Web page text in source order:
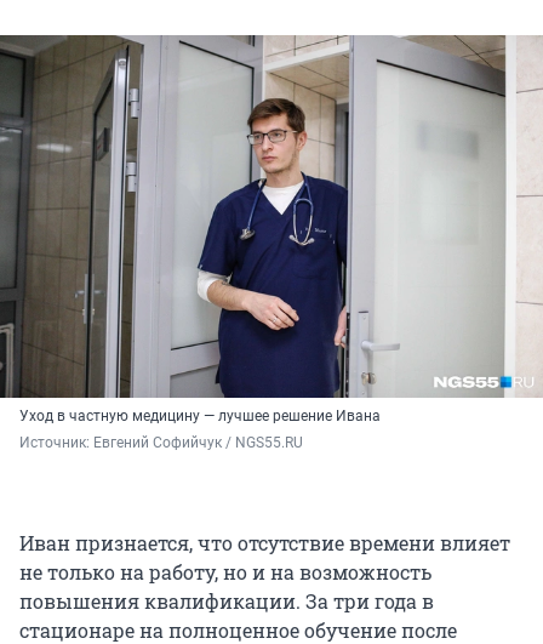
Уход в частную медицину — лучшее решение Ивана
Источник: Евгений Софийчук / NGS55.RU
Иван признается, что отсутствие времени влияет
не только на работу, но и на возможность
повышения квалификации. За три года в
стационаре на полноценное обучение после